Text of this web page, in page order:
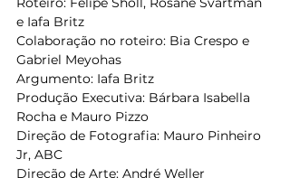
e Iafa Britz
Colaboração no roteiro: Bia Crespo e
Gabriel Meyohas
Argumento: Iafa Britz
Produção Executiva: Bárbara Isabella
Rocha e Mauro Pizzo
Direção de Fotografia: Mauro Pinheiro
Jr, ABC
Direção de Arte: André Weller